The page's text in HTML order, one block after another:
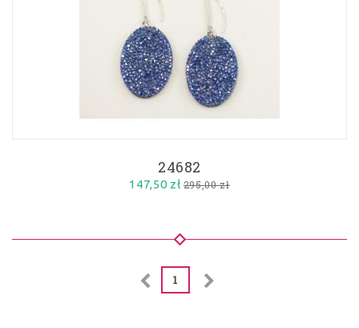
24682
147,50 zł 295,00 zł
1